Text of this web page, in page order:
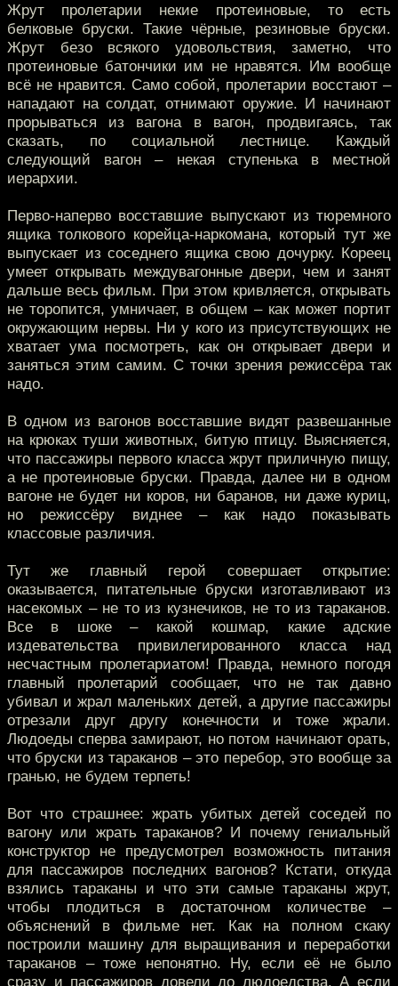
Жрут пролетарии некие протеиновые, то есть
белковые бруски. Такие чёрные, резиновые бруски.
Жрут безо всякого удовольствия, заметно, что
протеиновые батончики им не нравятся. Им вообще
всё не нравится. Само собой, пролетарии восстают –
нападают на солдат, отнимают оружие. И начинают
прорываться из вагона в вагон, продвигаясь, так
сказать, по социальной лестнице. Каждый
следующий вагон – некая ступенька в местной
иерархии.
Перво-наперво восставшие выпускают из тюремного
ящика толкового корейца-наркомана, который тут же
выпускает из соседнего ящика свою дочурку. Кореец
умеет открывать междувагонные двери, чем и занят
дальше весь фильм. При этом кривляется, открывать
не торопится, умничает, в общем – как может портит
окружающим нервы. Ни у кого из присутствующих не
хватает ума посмотреть, как он открывает двери и
заняться этим самим. С точки зрения режиссёра так
надо.
В одном из вагонов восставшие видят развешанные
на крюках туши животных, битую птицу. Выясняется,
что пассажиры первого класса жрут приличную пищу,
а не протеиновые бруски. Правда, далее ни в одном
вагоне не будет ни коров, ни баранов, ни даже куриц,
но режиссёру виднее – как надо показывать
классовые различия.
Тут же главный герой совершает открытие:
оказывается, питательные бруски изготавливают из
насекомых – не то из кузнечиков, не то из тараканов.
Все в шоке – какой кошмар, какие адские
издевательства привилегированного класса над
несчастным пролетариатом! Правда, немного погодя
главный пролетарий сообщает, что не так давно
убивал и жрал маленьких детей, а другие пассажиры
отрезали друг другу конечности и тоже жрали.
Людоеды сперва замирают, но потом начинают орать,
что бруски из тараканов – это перебор, это вообще за
гранью, не будем терпеть!
Вот что страшнее: жрать убитых детей соседей по
вагону или жрать тараканов? И почему гениальный
конструктор не предусмотрел возможность питания
для пассажиров последних вагонов? Кстати, откуда
взялись тараканы и что эти самые тараканы жрут,
чтобы плодиться в достаточном количестве –
объяснений в фильме нет. Как на полном скаку
построили машину для выращивания и переработки
тараканов – тоже непонятно. Ну, если её не было
сразу и пассажиров довели до людоедства. А если